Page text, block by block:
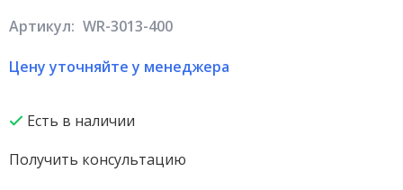
Артикул: WR-3013-400
Цену уточняйте у менеджера
Есть в наличии
Получить консультацию